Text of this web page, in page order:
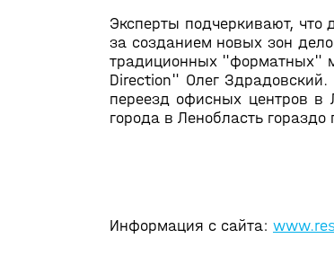
Эксперты подчеркивают,
за созданием новых зон
традиционных "форматных"
Direction" Олег
переезд офисных центров в
города в Ленобласть
Информация с сайта: